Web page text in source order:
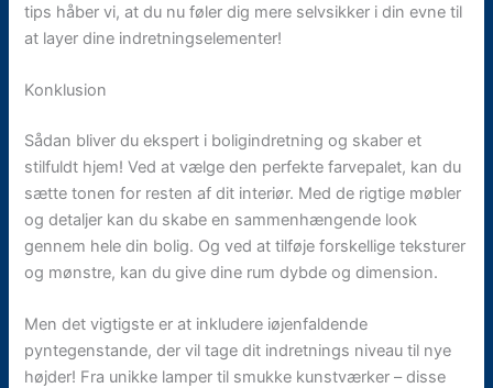
tips håber vi, at du nu føler dig mere selvsikker i din evne til
at layer dine indretningselementer!
Konklusion
Sådan bliver du ekspert i boligindretning og skaber et
stilfuldt hjem! Ved at vælge den perfekte farvepalet, kan du
sætte tonen for resten af dit interiør. Med de rigtige møbler
og detaljer kan du skabe en sammenhængende look
gennem hele din bolig. Og ved at tilføje forskellige teksturer
og mønstre, kan du give dine rum dybde og dimension.
Men det vigtigste er at inkludere iøjenfaldende
pyntegenstande, der vil tage dit indretnings niveau til nye
højder! Fra unikke lamper til smukke kunstværker – disse